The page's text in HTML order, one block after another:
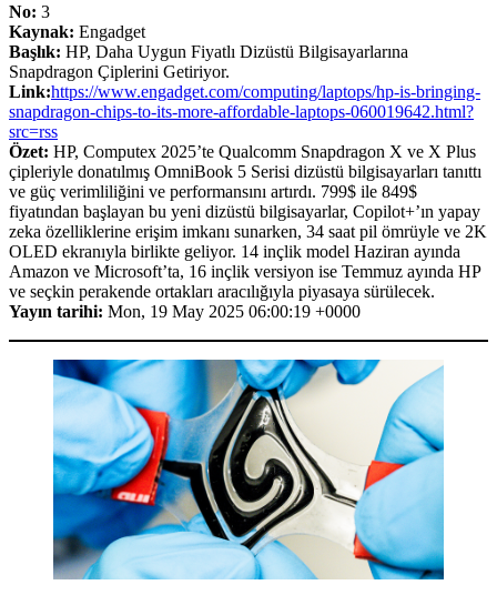
No: 3
Kaynak: Engadget
Başlık: HP, Daha Uygun Fiyatlı Dizüstü Bilgisayarlarına
Snapdragon Çiplerini Getiriyor.
Link:https://www.engadget.com/computing/laptops/hp-is-bringing-
snapdragon-chips-to-its-more-affordable-laptops-060019642.html?
src=rss
Özet: HP, Computex 2025’te Qualcomm Snapdragon X ve X Plus
çipleriyle donatılmış OmniBook 5 Serisi dizüstü bilgisayarları tanıttı
ve güç verimliliğini ve performansını artırdı. 799$ ile 849$
fiyatından başlayan bu yeni dizüstü bilgisayarlar, Copilot+’ın yapay
zeka özelliklerine erişim imkanı sunarken, 34 saat pil ömrüyle ve 2K
OLED ekranıyla birlikte geliyor. 14 inçlik model Haziran ayında
Amazon ve Microsoft’ta, 16 inçlik versiyon ise Temmuz ayında HP
ve seçkin perakende ortakları aracılığıyla piyasaya sürülecek.
Yayın tarihi: Mon, 19 May 2025 06:00:19 +0000